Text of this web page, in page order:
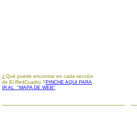
¿ Qué puede encontrar en cada sección
de El RedCuadro ?PINCHE AQUI PARA
IR AL "MAPA DE WEB"